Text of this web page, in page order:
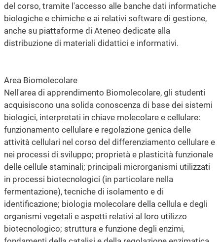
del corso, tramite l'accesso alle banche dati informatiche
biologiche e chimiche e ai relativi software di gestione,
anche su piattaforme di Ateneo dedicate alla
distribuzione di materiali didattici e informativi.
Area Biomolecolare
Nell'area di apprendimento Biomolecolare, gli studenti
acquisiscono una solida conoscenza di base dei sistemi
biologici, interpretati in chiave molecolare e cellulare:
funzionamento cellulare e regolazione genica delle
attività cellulari nel corso del differenziamento cellulare e
nei processi di sviluppo; proprietà e plasticità funzionale
delle cellule staminali; principali microrganismi utilizzati
in processi biotecnologici (in particolare nella
fermentazione), tecniche di isolamento e di
identificazione; biologia molecolare della cellula e degli
organismi vegetali e aspetti relativi al loro utilizzo
biotecnologico; struttura e funzione degli enzimi,